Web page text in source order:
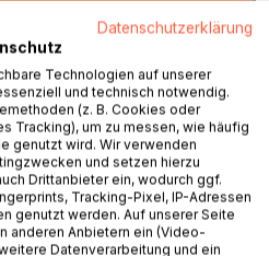
Datenschutzerklärung
Technologien auf unserer
und technisch notwendig.
(z. B. Cookies oder
Tracking), um zu messen, wie häufig
genutzt wird. Wir verwenden
und setzen hierzu
Drittanbieter ein, wodurch ggf.
Tracking-Pixel, IP-Adressen
genutzt werden. Auf unserer Seite
anderen Anbietern ein (Video-
Datenverarbeitung und ein